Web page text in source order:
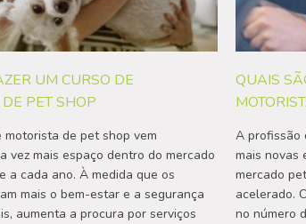
UM CURSO DE
PET SHOP
de pet shop vem
vez mais espaço dentro do mercado
a cada ano. À medida que os
mais o bem-estar e a segurança
aumenta a procura por serviços
QUAIS
A profissão
mais novas
mercado
acelerado.
no número